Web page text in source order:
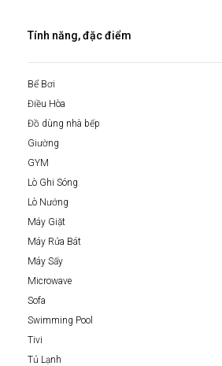
Tính năng, đặc điểm
Bể Bơi
Điều Hòa
Đồ dùng nhà bếp
Giường
GYM
Lò Ghi Sóng
Lò Nướng
Máy Giặt
Máy Rửa Bát
Máy Sấy
Microwave
Sofa
Swimming Pool
Tivi
Tủ Lạnh